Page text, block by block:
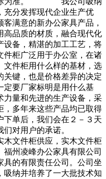
充分发挥现代企业生产优
满意的新办公家具产品，
高品质的材质，融合现代化
设备，精湛的加工工艺，将
件柜广泛用于办公室，在诸
柜用什么样的基材，选
关键，也是价格差异的决定
定要厂家标明是用什么基
力量和先进的生产设备，采
，多年来这些产品均已取得
下单后，我们会在２－３天
是我们对用户的承诺。
木文件柜供应，实木文件柜
凌峰办公家具有限公司
具的有限责任公司。公司坐
吸纳并培养了一大批技术知